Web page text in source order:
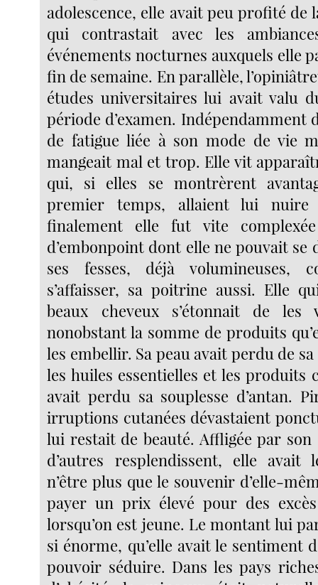
adolescence, elle avait peu profité de
qui contrastait avec les
événements nocturnes auxquels elle
fin de semaine. En parallèle,
études universitaires lui avait valu
période d’examen. Indépendamment
de fatigue liée à son mode de vie
mangeait mal et trop. Elle vit
qui, si elles se montrèrent
premier temps, allaient lui
finalement elle fut vite
d’embonpoint dont elle ne pouvait se
ses fesses, déjà volumineuses,
s’affaisser, sa poitrine aussi. Elle
beaux cheveux s’étonnait de
nonobstant la somme de produits
les embellir. Sa peau avait perdu de
les huiles essentielles et les produits
avait perdu sa souplesse d’antan.
irruptions cutanées dévastaient
lui restait de beauté. Affligée par son
d’autres resplendissent, elle avait
n’être plus que le souvenir d’elle-
payer un prix élevé pour des
lorsqu’on est jeune. Le montant lui
si énorme, qu’elle avait le sentiment
pouvoir séduire. Dans les pays